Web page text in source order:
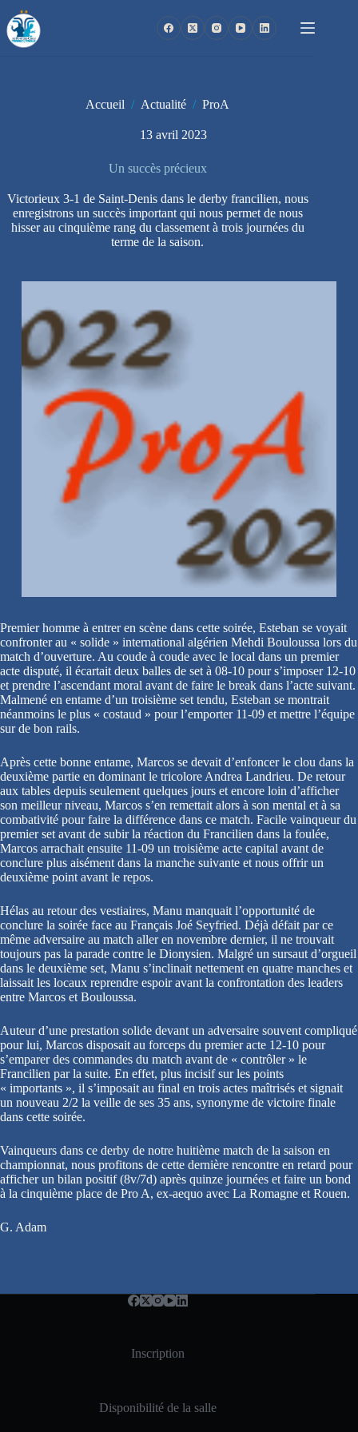
au
contenu
Accueil / Actualité / ProA
13 avril 2023
Un succès précieux
Victorieux 3-1 de Saint-Denis dans le derby francilien, nous
enregistrons un succès important qui nous permet de nous
hisser au cinquième rang du classement à trois journées du
terme de la saison.
Premier homme à entrer en scène dans cette soirée, Esteban se voyait
confronter au « solide » international algérien Mehdi Bouloussa lors du
match d’ouverture. Au coude à coude avec le local dans un premier
acte disputé, il écartait deux balles de set à 08-10 pour s’imposer 12-10
et prendre l’ascendant moral avant de faire le break dans l’acte suivant.
Malmené en entame d’un troisième set tendu, Esteban se montrait
néanmoins le plus « costaud » pour l’emporter 11-09 et mettre l’équipe
sur de bon rails.
Après cette bonne entame, Marcos se devait d’enfoncer le clou dans la
deuxième partie en dominant le tricolore Andrea Landrieu. De retour
aux tables depuis seulement quelques jours et encore loin d’afficher
son meilleur niveau, Marcos s’en remettait alors à son mental et à sa
combativité pour faire la différence dans ce match. Facile vainqueur du
premier set avant de subir la réaction du Francilien dans la foulée,
Marcos arrachait ensuite 11-09 un troisième acte capital avant de
conclure plus aisément dans la manche suivante et nous offrir un
deuxième point avant le repos.
Hélas au retour des vestiaires, Manu manquait l’opportunité de
conclure la soirée face au Français Joé Seyfried. Déjà défait par ce
même adversaire au match aller en novembre dernier, il ne trouvait
toujours pas la parade contre le Dionysien. Malgré un sursaut d’orgueil
dans le deuxième set, Manu s’inclinait nettement en quatre manches et
laissait les locaux reprendre espoir avant la confrontation des leaders
entre Marcos et Bouloussa.
Auteur d’une prestation solide devant un adversaire souvent compliqué
pour lui, Marcos disposait au forceps du premier acte 12-10 pour
s’emparer des commandes du match avant de « contrôler » le
Francilien par la suite. En effet, plus incisif sur les points
« importants », il s’imposait au final en trois actes maîtrisés et signait
un nouveau 2/2 la veille de ses 35 ans, synonyme de victoire finale
dans cette soirée.
Vainqueurs dans ce derby de notre huitième match de la saison en
championnat, nous profitons de cette dernière rencontre en retard pour
afficher un bilan positif (8v/7d) après quinze journées et faire un bond
à la cinquième place de Pro A, ex-aequo avec La Romagne et Rouen.
G. Adam
Inscription
Disponibilité de la salle